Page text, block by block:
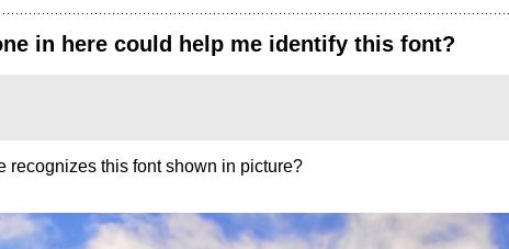
in here could help me identify this font?
recognizes this font shown in picture?